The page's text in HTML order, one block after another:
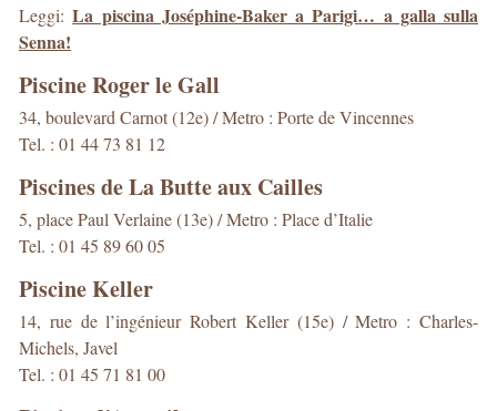
Leggi:La piscina Joséphine-Baker a Parigi… a galla sulla
Senna!
Piscine Roger le Gall
34, boulevard Carnot (12e) / Metro : Porte de Vincennes
Tel. : 01 44 73 81 12
Piscines de La Butte aux Cailles
5, place Paul Verlaine (13e) / Metro : Place d’Italie
Tel. : 01 45 89 60 05
Piscine Keller
14, rue de l’ingénieur Robert Keller (15e) / Metro : Charles-
Michels, Javel
Tel. : 01 45 71 81 00